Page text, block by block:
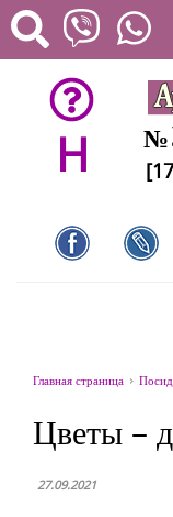
H №
Главная страница
Цветы –
27.09.2021